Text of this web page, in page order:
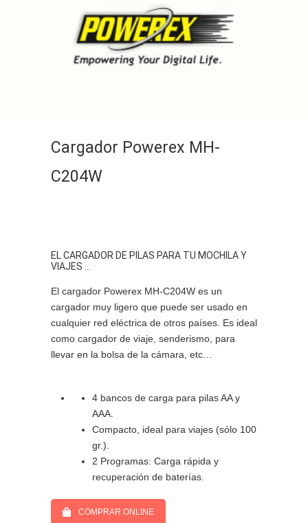
Cargador Powerex MH-
C204W
EL CARGADOR DE PILAS PARA TU MOCHILA Y
VIAJES …
El cargador Powerex MH-C204W es un
cargador muy ligero que puede ser usado en
cualquier red eléctrica de otros países. Es ideal
como cargador de viaje, senderismo, para
llevar en la bolsa de la cámara, etc…
4 bancos de carga para pilas AA y
AAA.
Compacto, ideal para viajes (sólo 100
gr.).
2 Programas: Carga rápida y
recuperación de baterías.
COMPRAR ONLINE